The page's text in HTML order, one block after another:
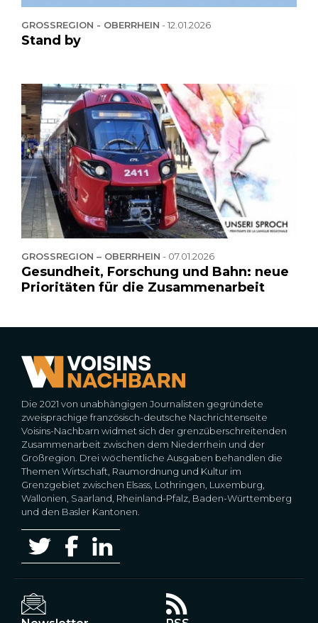
GROSSREGION - OBERRHEIN -12.01.2026
Stand by
GROSSREGION – OBERRHEIN - 07.01.2026
Gesundheit, Forschung und Bahn: neue
Prioritäten für die Zusammenarbeit
Die 2021 von unabhängigen Journalisten gegründete
zweisprachige französisch-deutsche Nachrichtenseite
Voisins-Nachbarn widmet sich der grenzüberschreitenden
Zusammenarbeit zwischen dem Niederrhein und der
Großregion. Drei wöchentliche Ausgaben behandlen die
Themen Wirtschaft, Raumordnung und Kultur im
Grenzgebiet zwischen Elsass, Lothringen, Luxemburg,
Wallonien, Saarland, Rheinland-Pfalz, Baden-Württemberg
und den Basler Kantonen.